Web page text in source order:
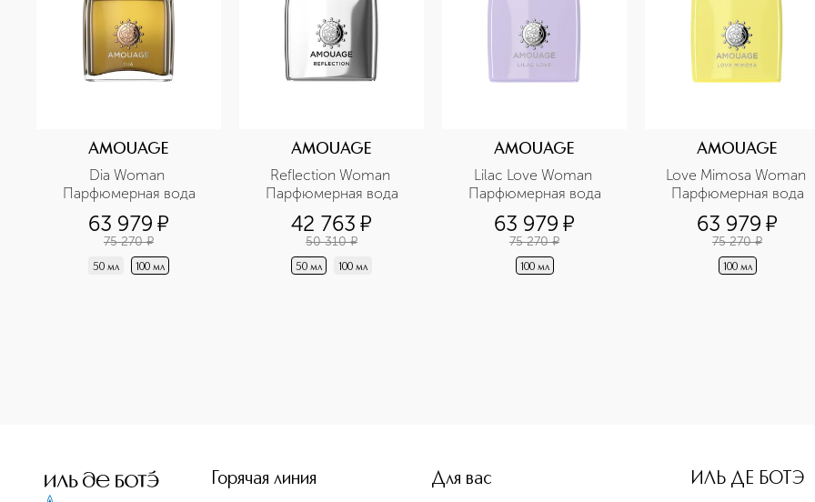
AMOUAGE
Dia Woman
Парфюмерная вода
63 979 ¤
75 270 ¤
50 мл 100 мл
AMOUAGE
Reflection Woman
Парфюмерная вода
42 763 ¤
50 310 ¤
50 мл 100 мл
AMOUAGE
Lilac Love Woman
Парфюмерная вода
63 979 ¤
75 270 ¤
100 мл
AMOUAGE
Love Mimosa Woman
Парфюмерная вода
63 979 ¤
75 270 ¤
100 мл
Горячая линия
Для вас ИЛЬ ДЕ БОТЭ